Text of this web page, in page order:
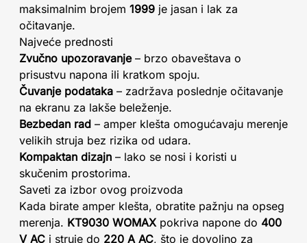
maksimalnim brojem 1999 je jasan i lak za
očitavanje.
Najveće prednosti
Zvučno upozoravanje– brzo obaveštava o
prisustvu napona ili kratkom spoju.
Čuvanje podataka – zadržava poslednje očitavanje
na ekranu za lakše beleženje.
Bezbedan rad – amper klešta omogućavaju merenje
velikih struja bez rizika od udara.
Kompaktan dizajn – lako se nosi i koristi u
skučenim prostorima.
Saveti za izbor ovog proizvoda
Kada birate amper klešta, obratite pažnju na opseg
merenja. KT9030 WOMAXpokriva napone do 400
V AC i struje do 220 A AC, što je dovoljno za